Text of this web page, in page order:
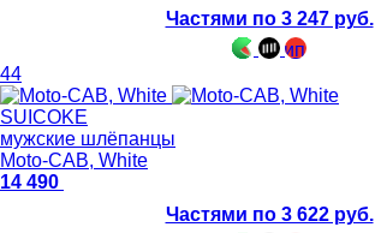
Частями по 3 247 руб.
44
SUICOKE
мужские шлёпанцы
Moto-CAB, White
14 490
Частями по 3 622 руб.